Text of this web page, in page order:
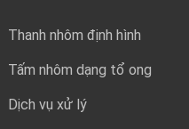
Thanh nhôm định hình
Tấm nhôm dạng tổ ong
Dịch vụ xử lý